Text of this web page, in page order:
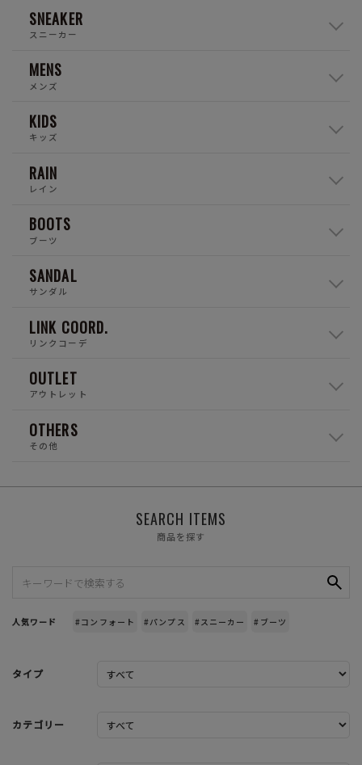
SNEAKER
スニーカー
MENS
メンズ
KIDS
キッズ
RAIN
レイン
BOOTS
ブーツ
SANDAL
サンダル
LINK COORD.
リンクコーデ
OUTLET
アウトレット
OTHERS
その他
SEARCH ITEMS
商品を探す
人気ワード #コンフォート #パンプス #スニーカー #ブーツ
タイプ
カテゴリー